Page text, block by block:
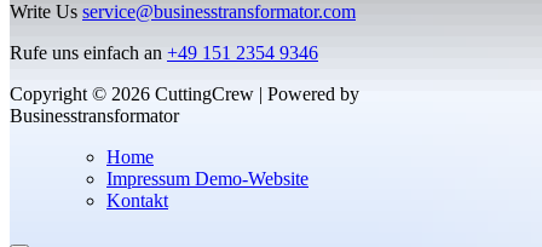
Write Us service@businesstransformator.com
Rufe uns einfach an +49 151 2354 9346
Copyright © 2026 CuttingCrew | Powered by
Businesstransformator
Home
Impressum Demo-Website
Kontakt